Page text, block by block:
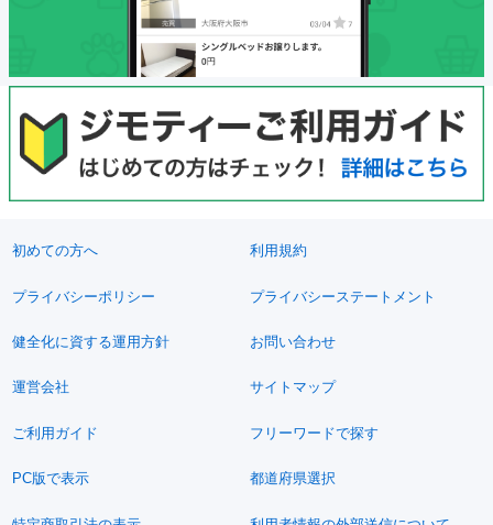
初めての方へ 利用規約
プライバシーポリシー プライバシーステートメント
健全化に資する運用方針 お問い合わせ
運営会社 サイトマップ
ご利用ガイド フリーワードで探す
PC版で表示 都道府県選択